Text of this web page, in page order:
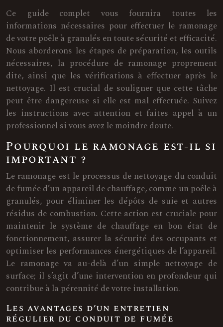
Ce guide complet vous fournira toutes les
informations nécessaires pour effectuer le ramonage
de votre poêle à granulés en toute sécurité et efficacité.
Nous aborderons les étapes de préparation, les outils
nécessaires, la procédure de ramonage proprement
dite, ainsi que les vérifications à effectuer après le
nettoyage. Il est crucial de souligner que cette tâche
peut être dangereuse si elle est mal effectuée. Suivez
les instructions avec attention et faites appel à un
professionnel si vous avez le moindre doute.
Pourquoi le ramonage est-il si
important ?
Le ramonage est le processus de nettoyage du conduit
de fumée d’un appareil de chauffage, comme un poêle à
granulés, pour éliminer les dépôts de suie et autres
résidus de combustion. Cette action est cruciale pour
maintenir le système de chauffage en bon état de
fonctionnement, assurer la sécurité des occupants et
optimiser les performances énergétiques de l’appareil.
Le ramonage va au-delà d’un simple nettoyage de
surface; il s’agit d’une intervention en profondeur qui
contribue à la pérennité de votre installation.
Les avantages d’un entretien
régulier du conduit de fumée